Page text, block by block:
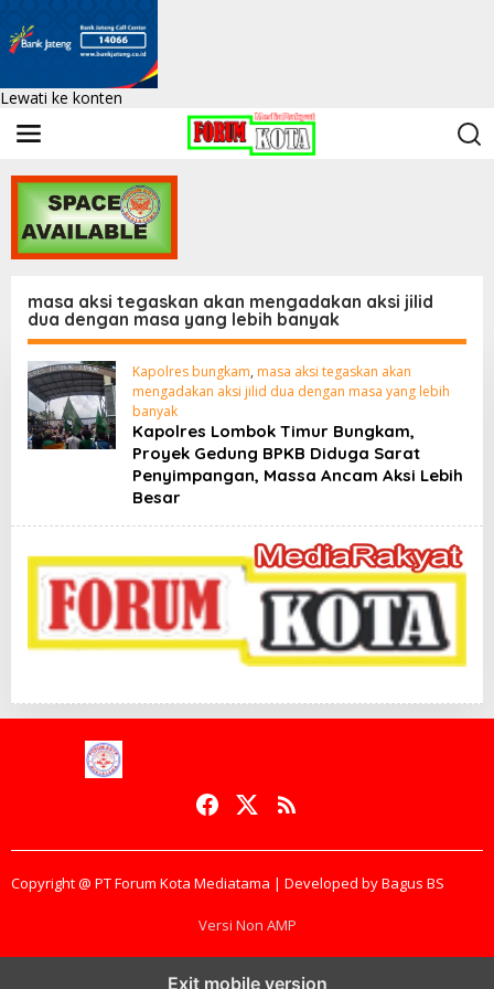
Lewati ke konten
masa aksi tegaskan akan mengadakan aksi jilid
dua dengan masa yang lebih banyak
Kapolres bungkam, masa aksi tegaskan akan
mengadakan aksi jilid dua dengan masa yang lebih
banyak
Kapolres Lombok Timur Bungkam,
Proyek Gedung BPKB Diduga Sarat
Penyimpangan, Massa Ancam Aksi Lebih
Besar
Copyright @ PT Forum Kota Mediatama | Developed by Bagus BS
Versi Non AMP
Exit mobile version